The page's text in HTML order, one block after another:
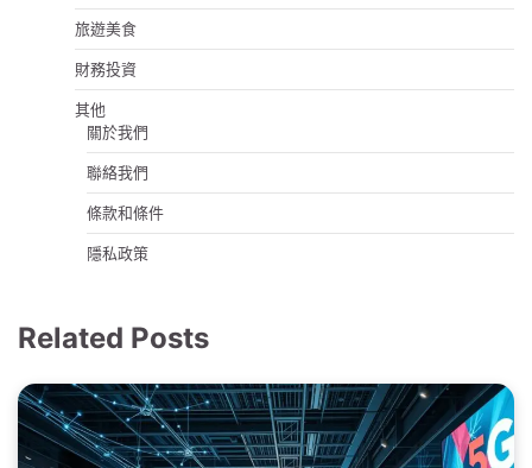
旅遊美食
財務投資
其他
關於我們
聯絡我們
條款和條件
隱私政策
Related Posts